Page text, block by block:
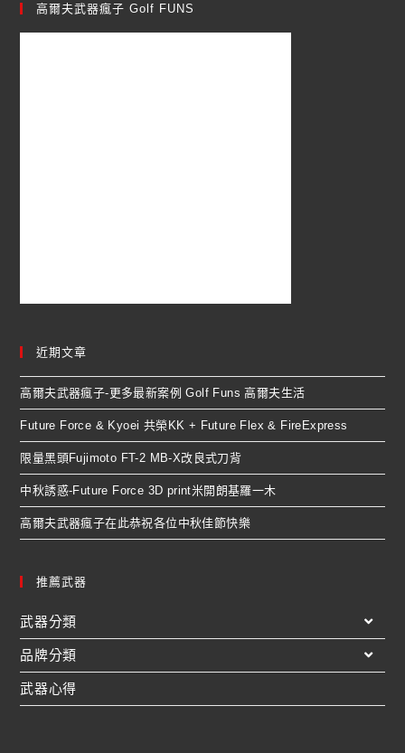
高爾夫武器瘋子 Golf FUNS
近期文章
高爾夫武器瘋子-更多最新案例 Golf Funs 高爾夫生活
Future Force & Kyoei 共榮KK + Future Flex & FireExpress
限量黑頭Fujimoto FT-2 MB-X改良式刀背
中秋誘惑-Future Force 3D print米開朗基羅一木
高爾夫武器瘋子在此恭祝各位中秋佳節快樂
推薦武器
武器分類
品牌分類
武器心得